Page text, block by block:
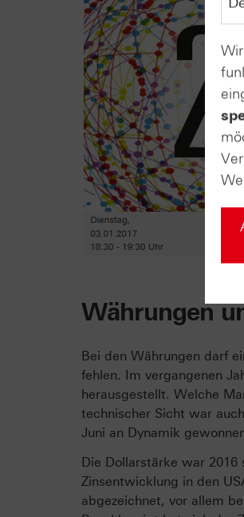
Währungen
Bei den Währungen darf
fehlen. Im vergangenen
herausgestellt. Welche
technischer Sicht war
Juni an Dynamik
Die Dollarstärke war
Zinsentwicklung in den
abgezeichnet, vor allem